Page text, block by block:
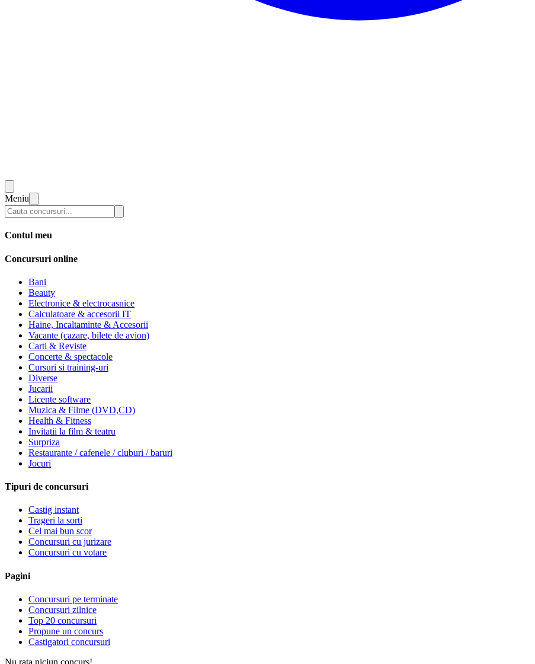
Meniu
Contul meu
Concursuri online
Bani
Beauty
Electronice & electrocasnice
Calculatoare & accesorii IT
Haine, Incaltaminte & Accesorii
Vacante (cazare, bilete de avion)
Carti & Reviste
Concerte & spectacole
Cursuri si training-uri
Diverse
Jucarii
Licente software
Muzica & Filme (DVD,CD)
Health & Fitness
Invitatii la film & teatru
Surpriza
Restaurante / cafenele / cluburi / baruri
Jocuri
Tipuri de concursuri
Castig instant
Trageri la sorti
Cel mai bun scor
Concursuri cu jurizare
Concursuri cu votare
Pagini
Concursuri pe terminate
Concursuri zilnice
Top 20 concursuri
Propune un concurs
Castigatori concursuri
Nu rata niciun concurs!